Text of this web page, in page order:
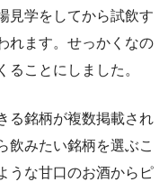
見学をしてから試飲す
れます。せっかくなの
ることにしました。
る銘柄が複数掲載され
飲みたい銘柄を選ぶこ
うな甘口のお酒からピ